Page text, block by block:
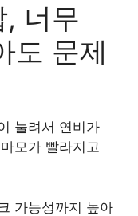
, 너무
도 문제
눌려서 연비가
모가 빨라지고
가능성까지 높아